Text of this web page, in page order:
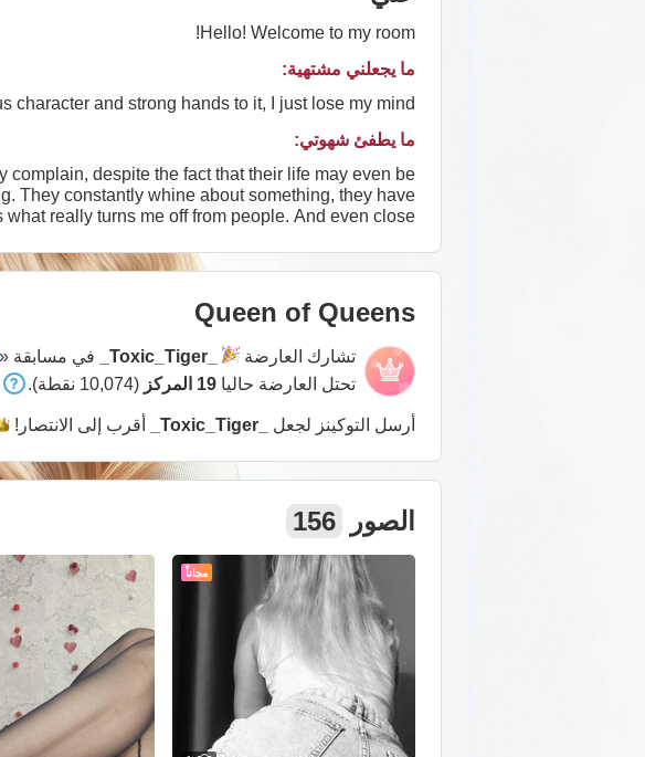
Hello! Welcome to my room!
ما يجعلني مشتهية:
and strong hands to it, I just lose my mind ...
ما يطفئ شهوتي:
complain, despite the fact that their life may even be
They constantly whine about something, they have
really turns me off from people. And even close
Queen of Queens
تشارك العارضة _Toxic_Tiger_ في مسابقة «
تحتل العارضة حاليا 19 المركز (10,074 نقطة).
أرسل التوكينز لجعل _Toxic_Tiger_ أقرب إلى الانتصار!
الصور 156
مجاناً